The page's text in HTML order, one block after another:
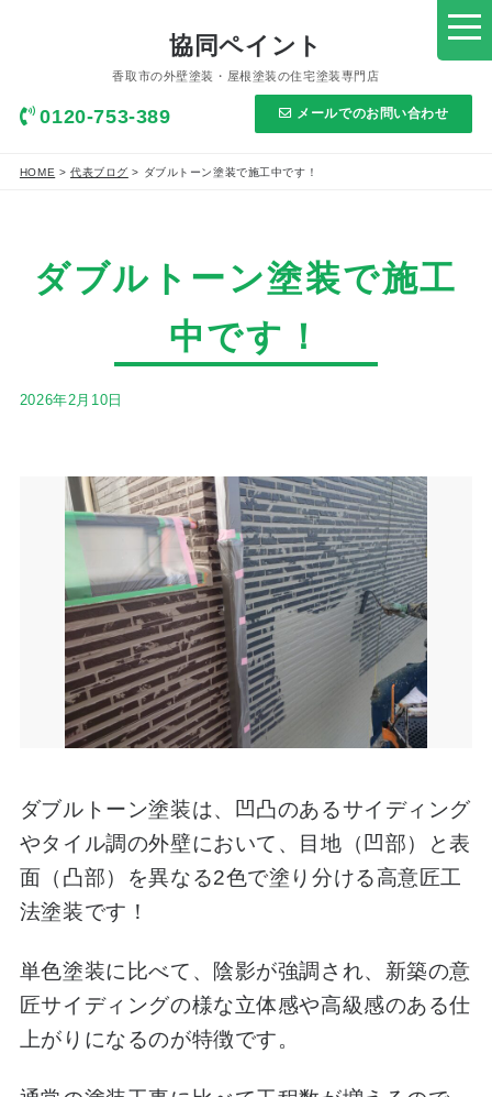
協同ペイント
香取市の外壁塗装・屋根塗装の住宅塗装専門店
0120-753-389 メールでのお問い合わせ
HOME > 代表ブログ > ダブルトーン塗装で施工中です！
ダブルトーン塗装で施工
中です！
2026年2月10日
ダブルトーン塗装は、凹凸のあるサイディング
やタイル調の外壁において、目地（凹部）と表
面（凸部）を異なる2色で塗り分ける高意匠工
法塗装です！
単色塗装に比べて、陰影が強調され、新築の意
匠サイディングの様な立体感や高級感のある仕
上がりになるのが特徴です。